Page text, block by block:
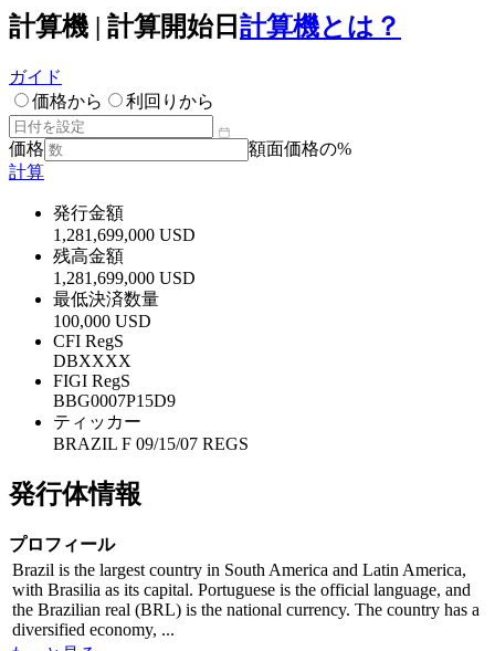
計算機 | 計算開始日 計算機とは？
ガイド
価格から
利回りから
価格
額面価格の%
計算
発行金額
1,281,699,000 USD
残高金額
1,281,699,000 USD
最低決済数量
100,000 USD
CFI RegS
DBXXXX
FIGI RegS
BBG0007P15D9
ティッカー
BRAZIL F 09/15/07 REGS
発行体情報
プロフィール
Brazil is the largest country in South America and Latin America,
with Brasilia as its capital. Portuguese is the official language, and
the Brazilian real (BRL) is the national currency. The country has a
diversified economy, ...